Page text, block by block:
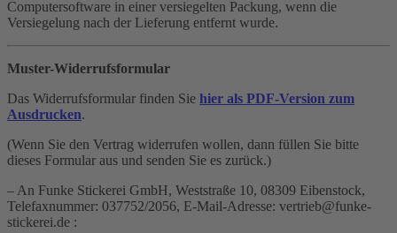
Computersoftware in einer versiegelten Packung, wenn die
Versiegelung nach der Lieferung entfernt wurde.
Muster-Widerrufsformular
Das Widerrufsformular finden Sie hier als PDF-Version zum
Ausdrucken.
(Wenn Sie den Vertrag widerrufen wollen, dann füllen Sie bitte
dieses Formular aus und senden Sie es zurück.)
– An Funke Stickerei GmbH, Weststraße 10, 08309 Eibenstock,
Telefaxnummer: 037752/2056, E-Mail-Adresse: vertrieb@funke-
stickerei.de :